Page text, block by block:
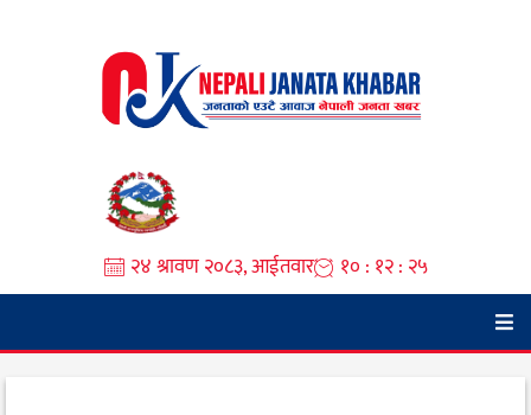
२४ श्रावण २०८३, आईतवार १० : १२ : २६